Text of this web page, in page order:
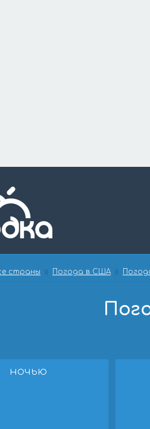
страны Погода в США
ночью